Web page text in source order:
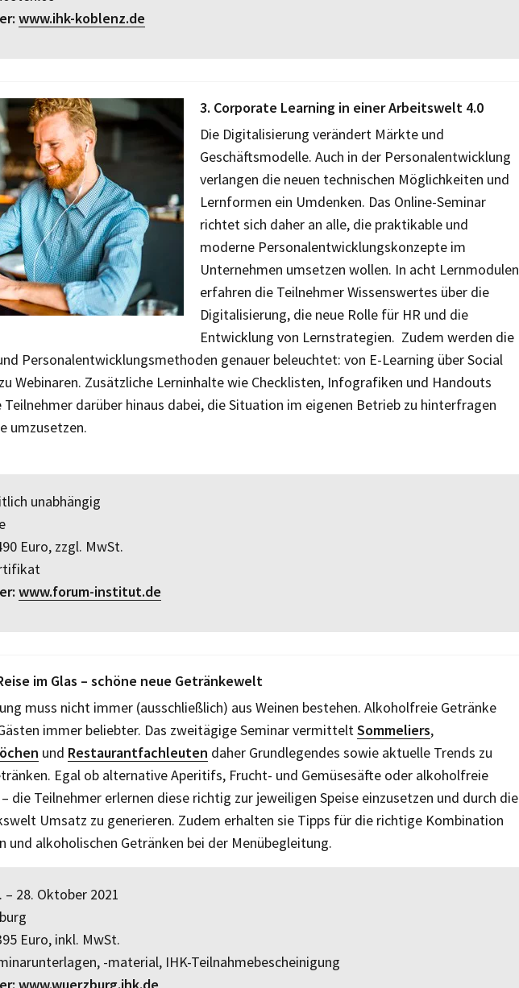
www.ihk-koblenz.de
3. Corporate Learning in einer Arbeitswelt 4.0
Die Digitalisierung verändert Märkte und
Geschäftsmodelle. Auch in der Personalentwicklung
verlangen die neuen technischen Möglichkeiten und
Lernformen ein Umdenken. Das Online-Seminar
richtet sich daher an alle, die praktikable und
moderne Personalentwicklungskonzepte im
Unternehmen umsetzen wollen. In acht Lernmodulen
erfahren die Teilnehmer Wissenswertes über die
Digitalisierung, die neue Rolle für HR und die
Entwicklung von Lernstrategien. Zudem werden die
Personalentwicklungsmethoden genauer beleuchtet: von E-Learning über Social
Webinaren. Zusätzliche Lerninhalte wie Checklisten, Infografiken und Handouts
darüber hinaus dabei, die Situation im eigenen Betrieb zu hinterfragen
umzusetzen.
unabhängig
Euro, zzgl. MwSt.
www.forum-institut.de
im Glas – schöne neue Getränkewelt
muss nicht immer (ausschließlich) aus Weinen bestehen. Alkoholfreie Getränke
immer beliebter. Das zweitägige Seminar vermittelt Sommeliers,
und Restaurantfachleuten daher Grundlegendes sowie aktuelle Trends zu
Egal ob alternative Aperitifs, Frucht- und Gemüsesäfte oder alkoholfreie
die Teilnehmer erlernen diese richtig zur jeweiligen Speise einzusetzen und durch die
Umsatz zu generieren. Zudem erhalten sie Tipps für die richtige Kombination
und alkoholischen Getränken bei der Menübegleitung.
– 28. Oktober 2021
Euro, inkl. MwSt.
-material, IHK-Teilnahme­bescheinigung
www.wuerzburg.ihk.de